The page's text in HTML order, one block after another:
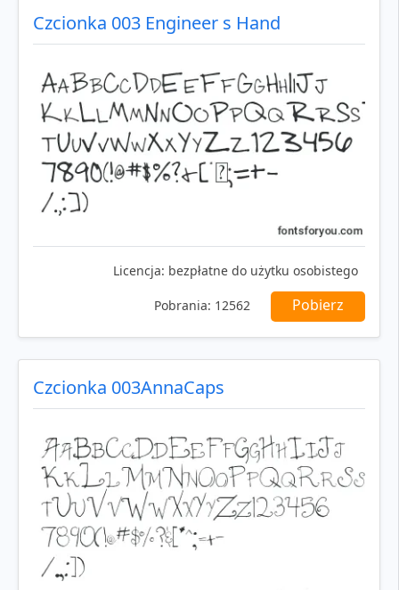
Czcionka 003 Engineer s Hand
Licencja: bezpłatne do użytku osobistego
Pobrania: 12562 Pobierz
Czcionka 003AnnaCaps